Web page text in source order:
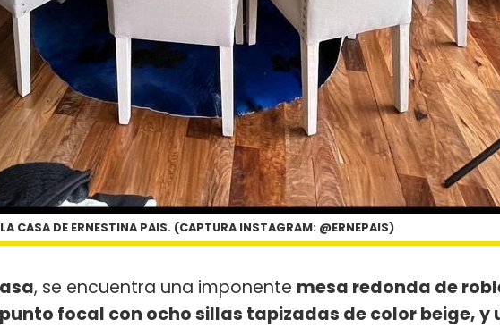
LA CASA DE ERNESTINA PAIS. (CAPTURA INSTAGRAM: @ERNEPAIS)
, se encuentra una imponente mesa redonda de
focal con ocho sillas tapizadas de color beige, y